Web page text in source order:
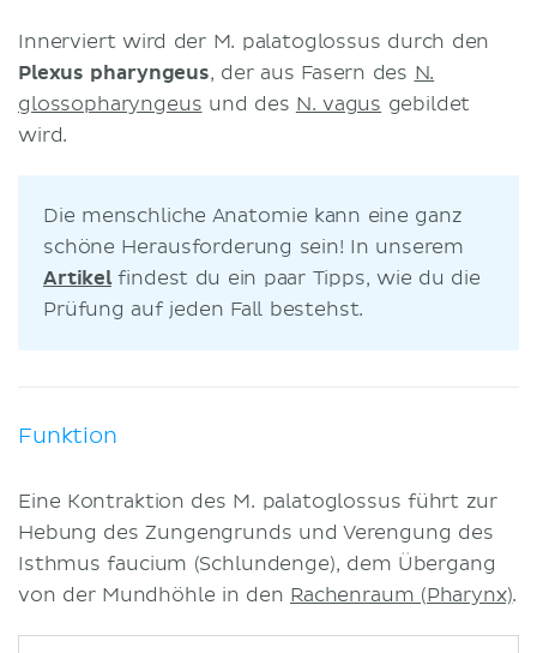
Innerviert wird der M. palatoglossus durch den
Plexus pharyngeus, der aus Fasern des N.
glossopharyngeus und des N. vagus gebildet
wird.
Die menschliche Anatomie kann eine ganz
schöne Herausforderung sein! In unserem
Artikelfindest du ein paar Tipps, wie du die
Prüfung auf jeden Fall bestehst.
Funktion
Eine Kontraktion des M. palatoglossus führt zur
Hebung des Zungengrunds und Verengung des
Isthmus faucium (Schlundenge), dem Übergang
von der Mundhöhle in den Rachenraum (Pharynx).